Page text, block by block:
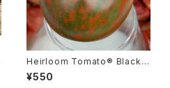
Heirloom Tomato® Black Z
ebra エアルーム・トマト・ブラッ
ク・ゼブラ
¥550